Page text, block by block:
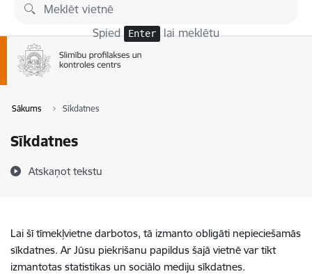
Pāriet uz lapas saturu
Spied Enter lai meklētu
Sākums Sīkdatnes
Sīkdatnes
Atskaņot tekstu
Lai šī tīmekļvietne darbotos, tā izmanto obligāti nepieciešamās
sīkdatnes. Ar Jūsu piekrišanu papildus šajā vietnē var tikt
izmantotas statistikas un sociālo mediju sīkdatnes.